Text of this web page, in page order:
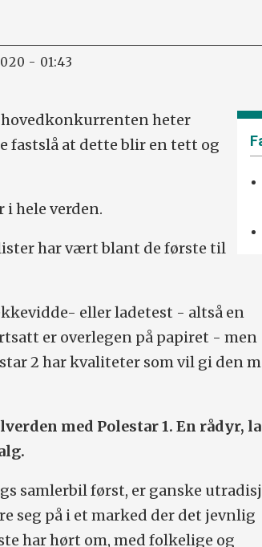
- 01:43
heter
fastslå at dette blir en tett og
i hele verden.
har vært blant de første til
eller ladetest - altså en
er overlegen på papiret - men
2 har kvaliteter som vil gi den
med Polestar 1. En rådyr,
samlerbil først, er ganske
seg på i et marked der det jevnlig
har hørt om, med folkelige og